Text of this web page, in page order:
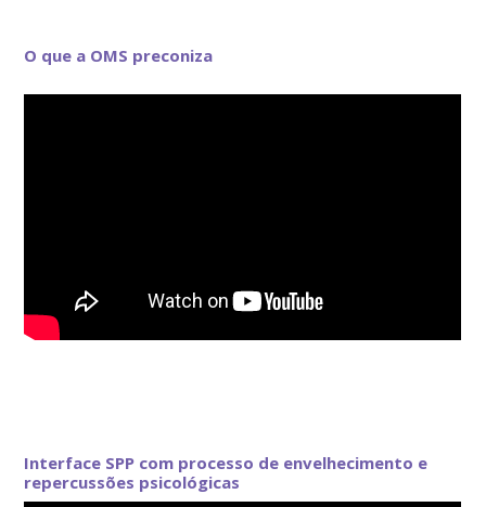
O que a OMS preconiza
Interface SPP com processo de envelhecimento e
repercussões psicológicas